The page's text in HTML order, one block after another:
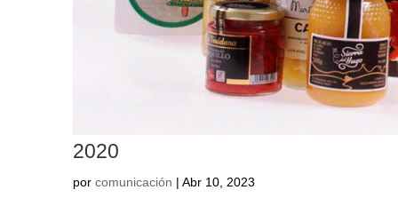
2020
por comunicación | Abr 10, 2023